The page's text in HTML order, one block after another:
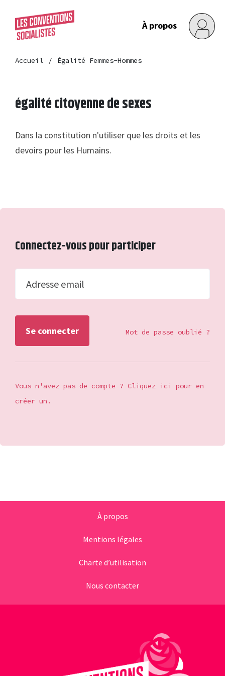
À propos
Accueil Égalité Femmes-Hommes
égalité citoyenne de sexes
Dans la constitution n'utiliser que les droits et les
devoirs pour les Humains.
Connectez-vous pour participer
Adresse email
Mot de passe oublié ?
Vous n'avez pas de compte ? Cliquez ici pour en
créer un.
À propos
Mentions légales
Charte d’utilisation
Nous contacter